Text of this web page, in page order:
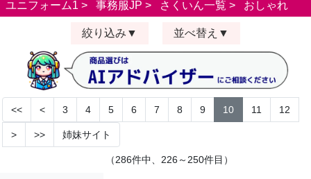
ユニフォーム1 > 事務服JP > さくいん一覧 > おしゃれ
絞り込み 並べ替え
<< < 3 4 5 6 7 8 9 10 11 12
> >> 姉妹サイト
（286件中、226～250件目）